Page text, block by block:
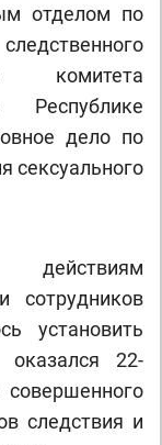
отделом по
комитета
дело по
сексуального
сотрудников
установить
оказался 22-
следствия и